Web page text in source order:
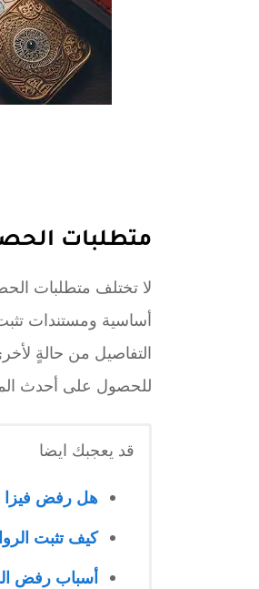
متطلبات
لا تختلف متطلبات
أساسية ومستندات
التفاصيل من حالةٍ
للحصول على أحدث
قد يعجبك ايضا
هل رفض فيزا
كيف تثبت
أسباب رفض